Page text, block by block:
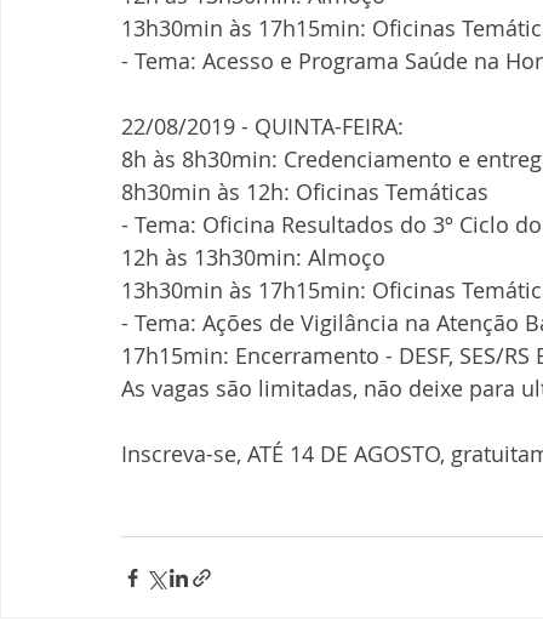
13h30min às 17h15min: Oficinas
- Tema: Acesso e Programa Saúde na
22/08/2019 - QUINTA-FEIRA:
8h às 8h30min: Credenciamento e
8h30min às 12h: Oficinas Temáticas
- Tema: Oficina Resultados do 3º Ciclo
12h às 13h30min: Almoço
13h30min às 17h15min: Oficinas
- Tema: Ações de Vigilância na Atenção
17h15min: Encerramento - DESF, SES/RS
As vagas são limitadas, não deixe para
Inscreva-se, ATÉ 14 DE AGOSTO,